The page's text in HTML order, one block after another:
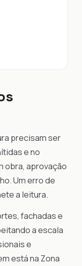
precisam ser
e no
obra, aprovação
Um erro de
a leitura.
fachadas e
a escala
e
está na Zona